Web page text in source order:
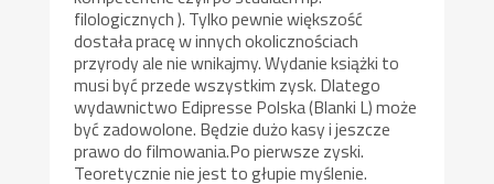
filologicznych ). Tylko pewnie większość
dostała pracę w innych okolicznościach
przyrody ale nie wnikajmy. Wydanie książki to
musi być przede wszystkim zysk. Dlatego
wydawnictwo Edipresse Polska (Blanki L) może
być zadowolone. Będzie dużo kasy i jeszcze
prawo do filmowania.Po pierwsze zyski.
Teoretycznie nie jest to głupie myślenie.